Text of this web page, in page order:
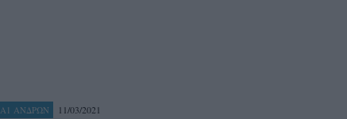
Α1 ΑΝΔΡΩΝ 11/03/2021